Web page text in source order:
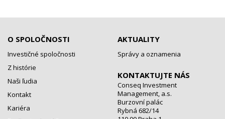
O SPOLOČNOSTI
Investičné spoločnosti
Z histórie
Naši ľudia
Kontakt
Kariéra
AKTUALITY
Správy a oznamenia
KONTAKTUJTE NÁS
Conseq Investment
Management, a.s.
Burzovní palác
Rybná 682/14